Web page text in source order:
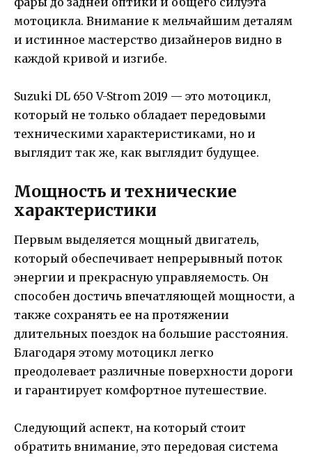
мотоцикла. Внимание к мельчайшим деталям
и истинное мастерство дизайнеров видно в
каждой кривой и изгибе.
Suzuki DL 650 V-Strom 2019 — это мотоцикл,
который не только обладает передовыми
техническими характеристиками, но и
выглядит так же, как выглядит будущее.
Мощность и технические
характеристики
Первым выделяется мощный двигатель,
который обеспечивает непрерывный поток
энергии и прекрасную управляемость. Он
способен достичь впечатляющей мощности, а
также сохранять ее на протяжении
длительных поездок на большие расстояния.
Благодаря этому мотоцикл легко
преодолевает различные поверхности дороги
и гарантирует комфортное путешествие.
Следующий аспект, на который стоит
обратить внимание, это передовая система